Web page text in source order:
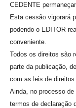
CEDENTE
Esta cessão vigorará
podendo o EDITOR
conveniente.
Todos os direitos são
parte da publicação,
com as leis de direitos
Ainda, no processo
termos de declaração